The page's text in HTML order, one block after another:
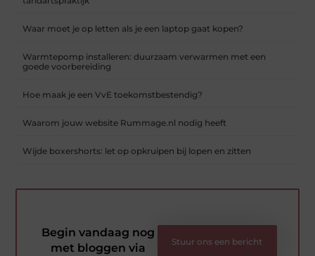
Waar moet je op letten als je een laptop gaat kopen?
Warmtepomp installeren: duurzaam verwarmen met een
goede voorbereiding
Hoe maak je een VvE toekomstbestendig?
Waarom jouw website Rummage.nl nodig heeft
Wijde boxershorts: let op opkruipen bij lopen en zitten
Begin vandaag nog
met bloggen via
Stuur ons een bericht